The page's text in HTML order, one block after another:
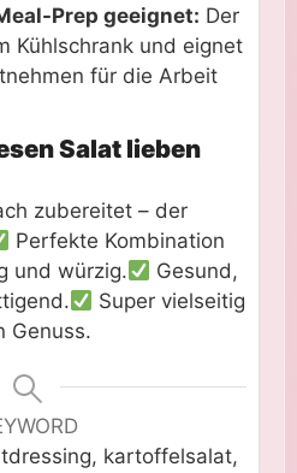
Prep geeignet: Der
Kühlschrank und eignet
für die Arbeit
Salat lieben
zubereitet – der
Perfekte Kombination
und würzig.
Gesund,
Super vielseitig
Genuss.
kartoffelsalat,